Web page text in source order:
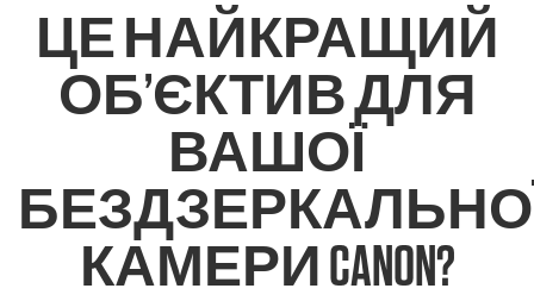
ЦЕ НАЙКРАЩИЙ
ОБ’ЄКТИВ ДЛЯ
ВАШОЇ
КАМЕРИ CANON?